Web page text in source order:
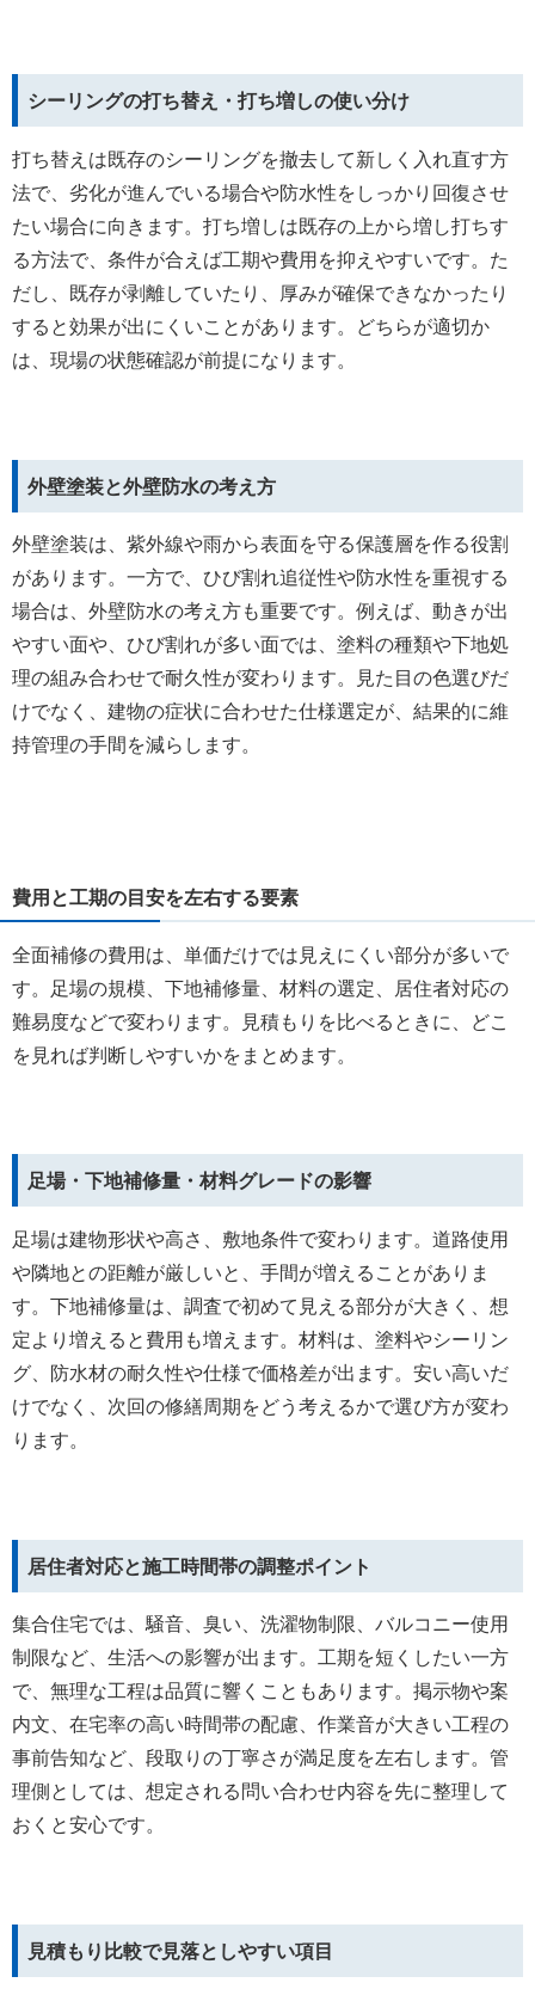
シーリングの打ち替え・打ち増しの使い分け
打ち替えは既存のシーリングを撤去して新しく入れ直す方
法で、劣化が進んでいる場合や防水性をしっかり回復させ
たい場合に向きます。打ち増しは既存の上から増し打ちす
る方法で、条件が合えば工期や費用を抑えやすいです。た
だし、既存が剥離していたり、厚みが確保できなかったり
すると効果が出にくいことがあります。どちらが適切か
は、現場の状態確認が前提になります。
外壁塗装と外壁防水の考え方
外壁塗装は、紫外線や雨から表面を守る保護層を作る役割
があります。一方で、ひび割れ追従性や防水性を重視する
場合は、外壁防水の考え方も重要です。例えば、動きが出
やすい面や、ひび割れが多い面では、塗料の種類や下地処
理の組み合わせで耐久性が変わります。見た目の色選びだ
けでなく、建物の症状に合わせた仕様選定が、結果的に維
持管理の手間を減らします。
費用と工期の目安を左右する要素
全面補修の費用は、単価だけでは見えにくい部分が多いで
す。足場の規模、下地補修量、材料の選定、居住者対応の
難易度などで変わります。見積もりを比べるときに、どこ
を見れば判断しやすいかをまとめます。
足場・下地補修量・材料グレードの影響
足場は建物形状や高さ、敷地条件で変わります。道路使用
や隣地との距離が厳しいと、手間が増えることがありま
す。下地補修量は、調査で初めて見える部分が大きく、想
定より増えると費用も増えます。材料は、塗料やシーリン
グ、防水材の耐久性や仕様で価格差が出ます。安い高いだ
けでなく、次回の修繕周期をどう考えるかで選び方が変わ
ります。
居住者対応と施工時間帯の調整ポイント
集合住宅では、騒音、臭い、洗濯物制限、バルコニー使用
制限など、生活への影響が出ます。工期を短くしたい一方
で、無理な工程は品質に響くこともあります。掲示物や案
内文、在宅率の高い時間帯の配慮、作業音が大きい工程の
事前告知など、段取りの丁寧さが満足度を左右します。管
理側としては、想定される問い合わせ内容を先に整理して
おくと安心です。
見積もり比較で見落としやすい項目